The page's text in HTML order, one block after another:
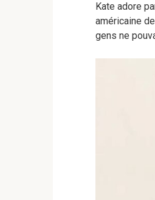
Kate adore
américaine
gens ne